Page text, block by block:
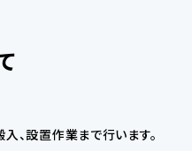
、設置作業まで行います。